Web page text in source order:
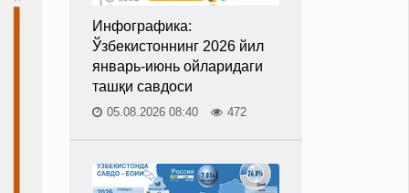
Инфографика:
Ўзбекистоннинг 2026 йил
январь-июнь ойларидаги
ташқи савдоси
05.08.2026 08:40 472